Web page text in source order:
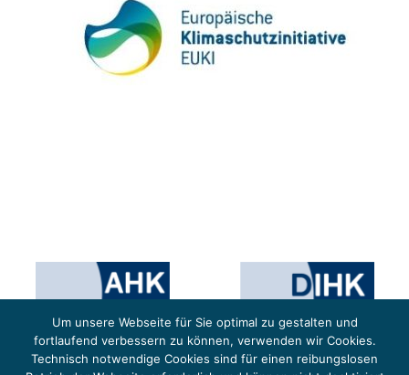
Um unsere Webseite für Sie optimal zu gestalten und
fortlaufend verbessern zu können, verwenden wir Cookies.
Technisch notwendige Cookies sind für einen reibungslosen